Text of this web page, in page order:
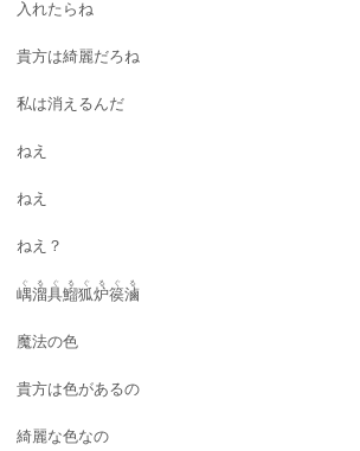
入れたらね
貴方は綺麗だろね
私は消えるんだ
ねえ
ねえ
ねえ？
嵎溜具鰡狐炉篌滷
ぐるぐるぐるぐる
魔法の色
貴方は色があるの
綺麗な色なの